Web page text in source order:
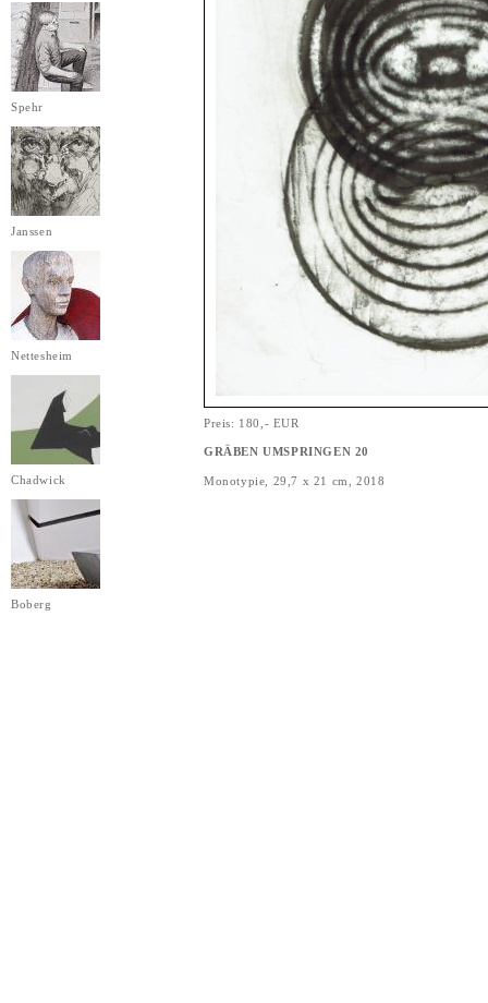
Spehr
Janssen
Nettesheim
Chadwick
Boberg
Preis: 180,- EUR
GRÄBEN UMSPRINGEN 20
Monotypie, 29,7 x 21 cm, 2018